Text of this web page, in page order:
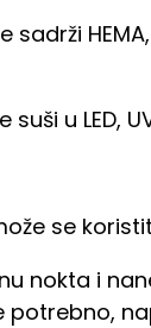
sadrži
u LED,
se
nokta i
potrebno,